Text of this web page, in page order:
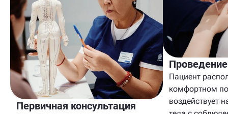
Первичная консультация
Пациент
комфортном
воздействует